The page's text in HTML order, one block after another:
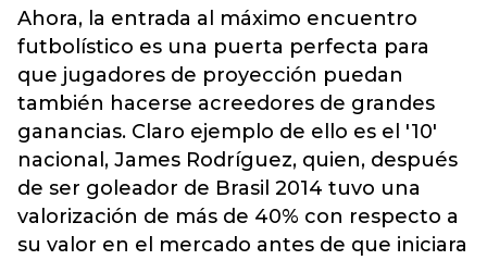
Ahora, la entrada al máximo encuentro
futbolístico es una puerta perfecta para
que jugadores de proyección puedan
también hacerse acreedores de grandes
ganancias. Claro ejemplo de ello es el '10'
nacional, James Rodríguez, quien, después
de ser goleador de Brasil 2014 tuvo una
valorización de más de 40% con respecto a
su valor en el mercado antes de que iniciara